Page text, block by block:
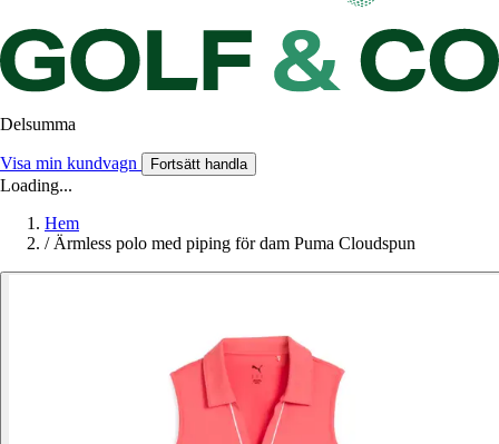
Delsumma
Visa min kundvagn Fortsätt handla
Loading...
Hem
/ Ärmless polo med piping för dam Puma Cloudspun